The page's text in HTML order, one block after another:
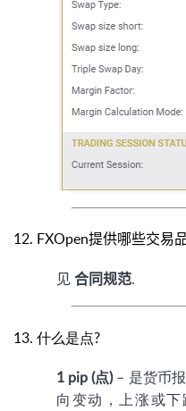
12. FXOpen提供哪些交易
见 合同规范.
13. 什么是点?
1 pip (点)– 是货币
向变动，上涨或